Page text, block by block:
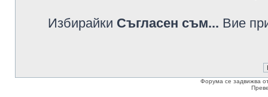
Избирайки Съгласен съм... Вие
Форума се задвижва